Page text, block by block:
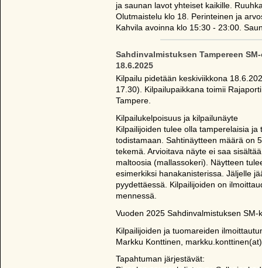
ja saunan lavot yhteiset kaikille.
Olutmaistelu klo 18. Perinteinen ja
Kahvila avoinna klo 15:30 - 23:00.
Sahdinvalmistuksen Tampereen
18.6.2025
Kilpailu pidetään keskiviikkona
17.30). Kilpailupaikkana toimii
Tampere.
Kilpailukelpoisuus ja kilpailunäyte
Kilpailijoiden tulee olla tamperelaisia
todistamaan. Sahtinäytteen määrä on
tekemä. Arvioitava näyte ei saa
maltoosia (mallassokeri). Näytteen
esimerkiksi hanakanisterissa. Jäljelle
pyydettäessä. Kilpailijoiden on
mennessä.
Vuoden 2025 Sahdinvalmistuksen
Kilpailijoiden ja tuomareiden
Markku Konttinen,
Tapahtuman järjestävät: